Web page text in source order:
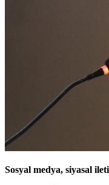
Sosyal medya, siyasal